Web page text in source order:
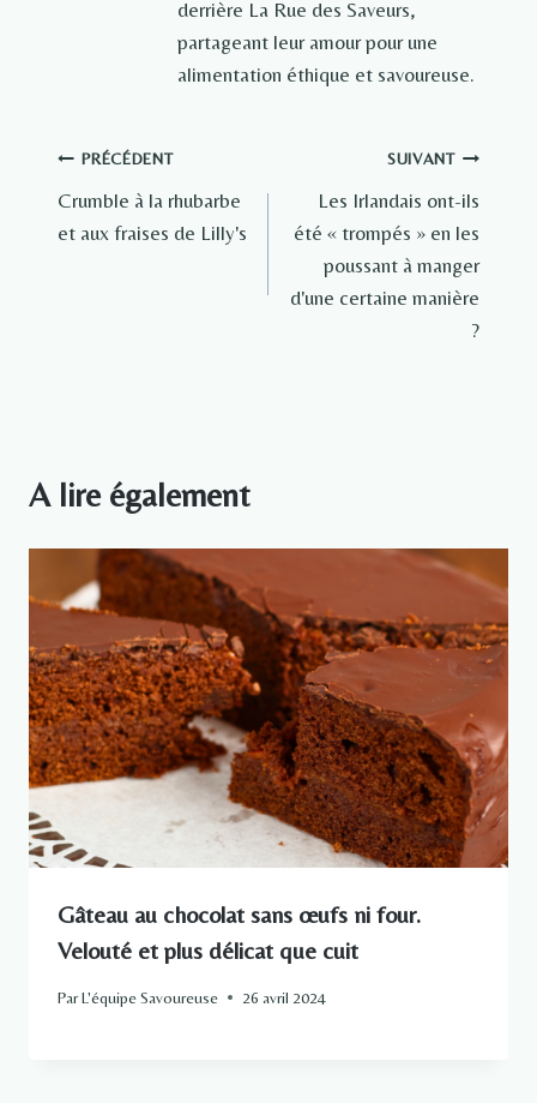
derrière La Rue des Saveurs,
partageant leur amour pour une
alimentation éthique et savoureuse.
Navigation
de
PRÉCÉDENT
Crumble à la rhubarbe
et aux fraises de Lilly's
SUIVANT
Les Irlandais ont-ils
été « trompés » en les
poussant à manger
d'une certaine manière
?
A lire également
Gâteau au chocolat sans œufs ni four.
Velouté et plus délicat que cuit
ParL'équipe Savoureuse 26 avril 2024